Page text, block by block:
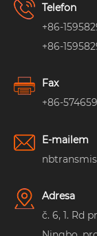
Telefon
+86-
+86-
Fax
+86-
E-mailem
Adresa
č. 6, 1. Rd